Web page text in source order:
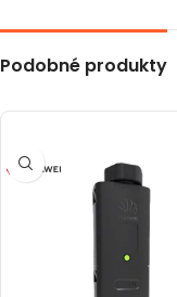
Podobné produkty